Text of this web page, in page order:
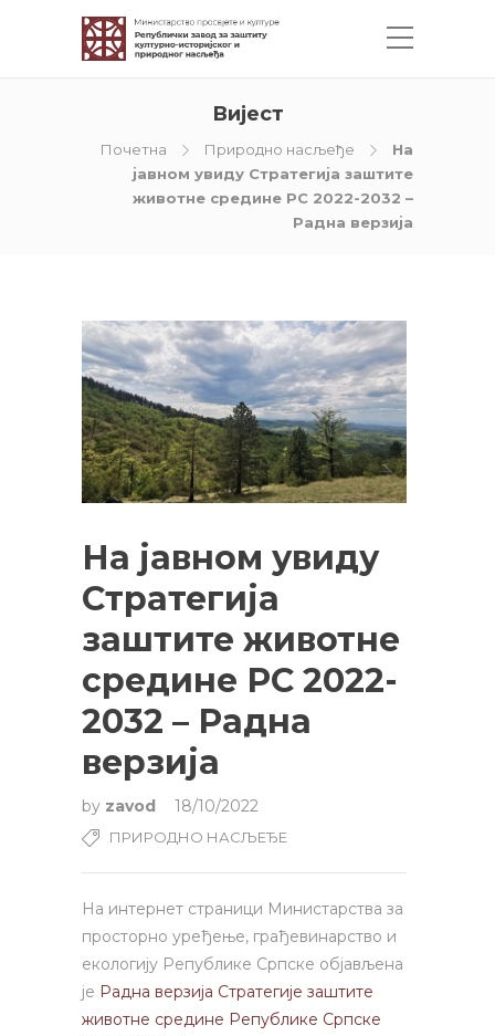
Вијест
Почетна Природно насљеђе
На
јавном увиду Стратегија заштите
животне средине РС 2022-2032 –
Радна верзија
На јавном увиду
Стратегија
заштите животне
средине РС 2022-
2032 – Радна
верзија
by zavod 18/10/2022
ПРИРОДНО НАСЉЕЂЕ
На интернет страници Министарства за
просторно уређење, грађевинарство и
екологију Републике Српске објављена
је Радна верзија Стратегије заштите
животне средине Републике Српске